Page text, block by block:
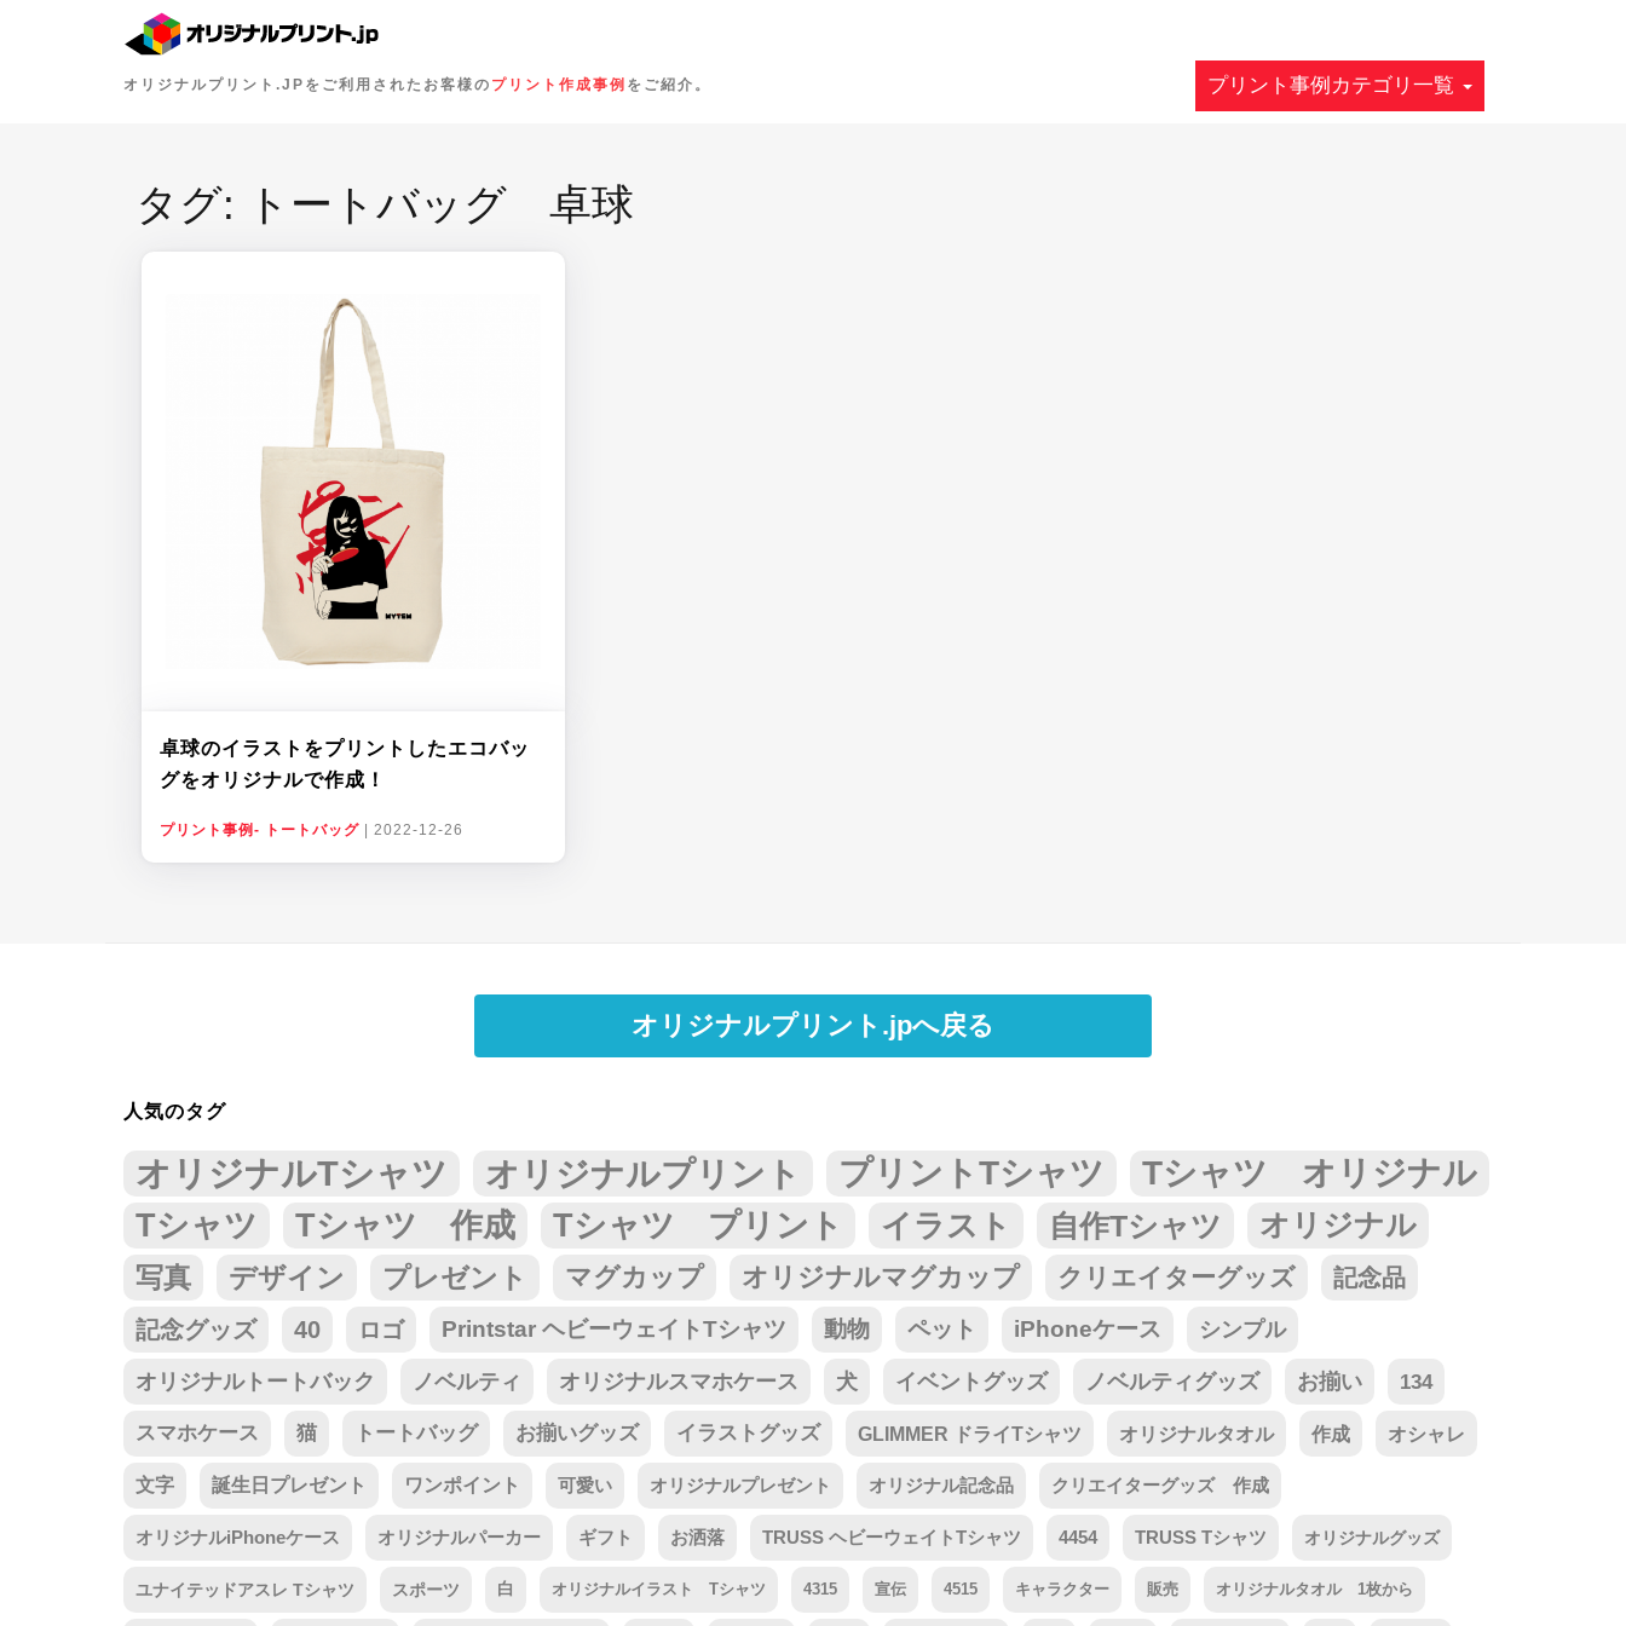
オリジナルプリント.JPをご利用されたお客様の プリント作成事例 をご紹介。 プリント事例カテゴリ一覧
タグ: トートバッグ 卓球
卓球のイラストをプリントしたエコバッ
グをオリジナルで作成！
プリント事例- トートバッグ 2022-12-26
オリジナルプリント.jpへ戻る
人気のタグ
オリジナルTシャツ オリジナルプリント プリントTシャツ
Tシャツ オリジナル
Tシャツ
Tシャツ 作成 Tシャツ プリント イラスト 自作Tシャツ オリジナル
写真 デザイン プレゼント マグカップ オリジナルマグカップ クリエイターグッズ
記念品
記念グッズ
40 ロゴ Printstar ヘビーウェイトTシャツ 動物 ペット iPhoneケース シンプル
オリジナルトートバック ノベルティ オリジナルスマホケース 犬 イベントグッズ ノベルティグッズ お揃い 134
スマホケース 猫 トートバッグ お揃いグッズ イラストグッズ GLIMMER ドライTシャツ オリジナルタオル 作成 オシャレ
文字 誕生日プレゼント ワンポイント 可愛い オリジナルプレゼント オリジナル記念品 クリエイターグッズ 作成
オリジナルiPhoneケース オリジナルパーカー ギフト お洒落 TRUSS ヘビーウェイトTシャツ 4454 TRUSS Tシャツ オリジナルグッズ
ユナイテッドアスレ Tシャツ スポーツ 白 オリジナルイラスト Tシャツ 4315 宣伝 4515 キャラクター 販売 オリジナルタオル 1枚から